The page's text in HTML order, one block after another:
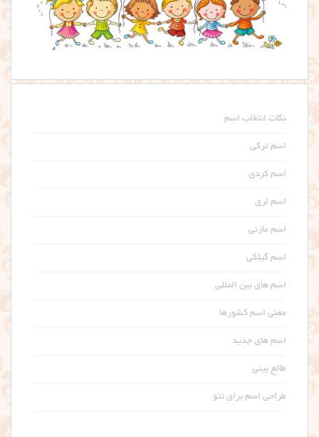
نکات انتخاب اسم
اسم ترکی
اسم کردی
اسم لری
اسم مازنی
اسم گیلکی
اسم های بین المللی
معنی اسم کشورها
اسم های جدید
طالع بینی
طراحی اسم برای تتو